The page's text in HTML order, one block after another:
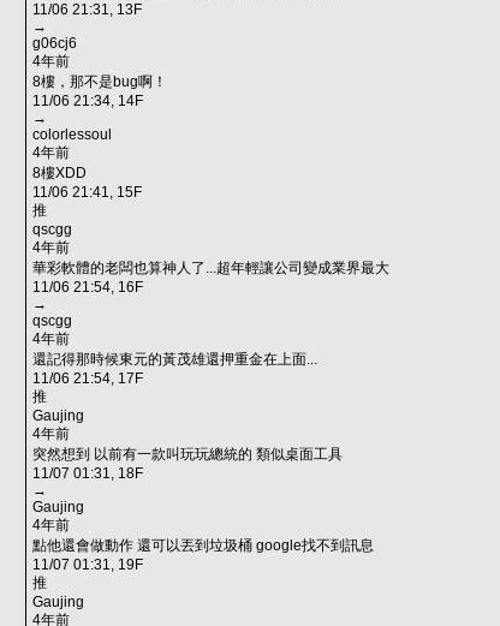
11/06 21:31, 13F
→
g06cj6
4年前
8樓，那不是bug啊！
11/06 21:34, 14F
→
colorlessoul
4年前
8樓XDD
11/06 21:41, 15F
推
qscgg
4年前
華彩軟體的老闆也算神人了...超年輕讓公司變成業界最大
11/06 21:54, 16F
→
qscgg
4年前
還記得那時候東元的黃茂雄還押重金在上面...
11/06 21:54, 17F
推
Gaujing
4年前
突然想到 以前有一款叫玩玩總統的 類似桌面工具
11/07 01:31, 18F
→
Gaujing
4年前
點他還會做動作 還可以丟到垃圾桶 google找不到訊息
11/07 01:31, 19F
推
Gaujing
4年前